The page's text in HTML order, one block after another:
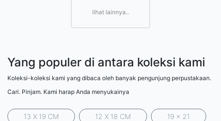
lihat lainnya..
Yang populer di antara koleksi kami
Koleksi-koleksi kami yang dibaca oleh banyak pengunjung perpustakaan.
Cari. Pinjam. Kami harap Anda menyukainya
13 X 19 CM 12 X 18 CM 19 x 21